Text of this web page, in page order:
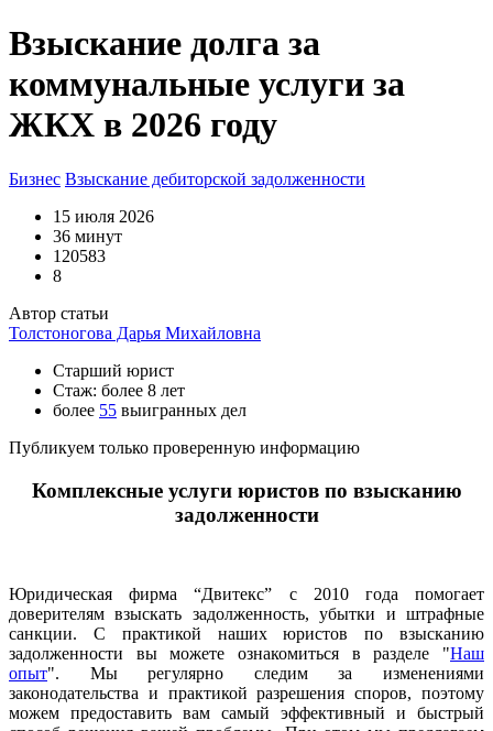
Взыскание долга за
коммунальные услуги за
ЖКХ в 2026 году
Бизнес Взыскание дебиторской задолженности
15 июля 2026
36 минут
120583
8
Автор статьи
Толстоногова Дарья Михайловна
Старший юрист
Стаж: более 8 лет
более 55 выигранных дел
Публикуем только проверенную информацию
Комплексные услуги юристов по взысканию
задолженности
Юридическая фирма “Двитекс” с 2010 года помогает
доверителям взыскать задолженность, убытки и штрафные
санкции. С практикой наших юристов по взысканию
задолженности вы можете ознакомиться в разделе "Наш
опыт". Мы регулярно следим за изменениями
законодательства и практикой разрешения споров, поэтому
можем предоставить вам самый эффективный и быстрый